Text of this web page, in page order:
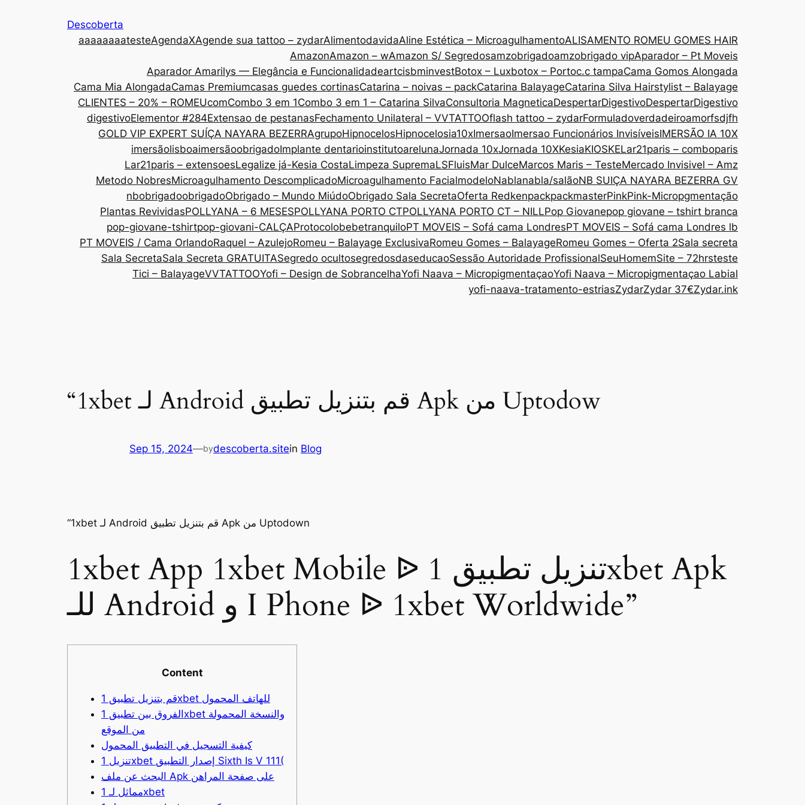
Descoberta
aaaaaaaatesteAgendaXAgende sua tattoo – zydarAlimentodavidaAline Estética – MicroagulhamentoALISAMENTO ROMEU GOMES HAIR
AmazonAmazon – wAmazon S/ Segredosamzobrigadoamzobrigado vipAparador – Pt Moveis
Aparador Amarilys — Elegância e FuncionalidadeartcisbminvestBotox – Luxbotox – Portoc.c tampaCama Gomos Alongada
Cama Mia AlongadaCamas Premiumcasas guedes cortinasCatarina – noivas – packCatarina BalayageCatarina Silva Hairstylist – Balayage
CLIENTES – 20% – ROMEUcomCombo 3 em 1Combo 3 em 1 – Catarina SilvaConsultoria MagneticaDespertarDigestivoDespertarDigestivo
digestivoElementor #284Extensao de pestanasFechamento Unilateral – VVTATTOOflash tattoo – zydarFormuladoverdadeiroamorfsdjfh
GOLD VIP EXPERT SUÍÇA NAYARA BEZERRAgrupoHipnocelosHipnocelosia10xImersaoImersao Funcionários InvisíveisIMERSÃO IA 10X
imersãolisboaimersãoobrigadoImplante dentarioinstitutoarelunaJornada 10xJornada 10XKesiaKIOSKELar21paris – comboparis
Lar21paris – extensoesLegalize já-Kesia CostaLimpeza SupremaLSFluisMar DulceMarcos Maris – TesteMercado Invisivel – Amz
Metodo NobresMicroagulhamento DescomplicadoMicroagulhamento FacialmodeloNablanabla/salãoNB SUIÇA NAYARA BEZERRA GV
nbobrigadoobrigadoObrigado – Mundo MiúdoObrigado Sala SecretaOferta RedkenpackpackmasterPinkPink-Micropgmentação
Plantas RevividasPOLLYANA – 6 MESESPOLLYANA PORTO CTPOLLYANA PORTO CT – NILLPop Giovanepop giovane – tshirt branca
pop-giovane-tshirtpop-giovani-CALÇAProtocolobebetranquiloPT MOVEIS – Sofá cama LondresPT MOVEIS – Sofá cama Londres lb
PT MOVEIS / Cama OrlandoRaquel – AzulejoRomeu – Balayage ExclusivaRomeu Gomes – BalayageRomeu Gomes – Oferta 2Sala secreta
Sala SecretaSala Secreta GRATUITASegredo ocultosegredosdaseducaoSessão Autoridade ProfissionalSeuHomemSite – 72hrsteste
Tici – BalayageVVTATTOOYofi – Design de SobrancelhaYofi Naava – MicropigmentaçaoYofi Naava – Micropigmentaçao Labial
yofi-naava-tratamento-estriasZydarZydar 37€Zydar.ink
“1xbet لـ Android قم بتنزيل تطبيق Apk من Uptodow
Sep 15, 2024—bydescoberta.sitein Blog
“1xbet لـ Android قم بتنزيل تطبيق Apk من Uptodown
1xbet App 1xbet Mobile ᐉ تنزيل تطبيق 1xbet Apk
للـ Android و I Phone ᐉ 1xbet Worldwide”
Content
قم بتنزيل تطبيق 1xbet للهاتف المحمول
الفروق بين تطبيق 1xbet والنسخة المحمولة
من الموقع
كيفية التسجيل في التطبيق المحمول
تنزيل 1xbet إصدار التطبيق Sixth Is V 111(
البحث عن ملف Apk على صفحة المراهن
مماثل لـ 1xbet